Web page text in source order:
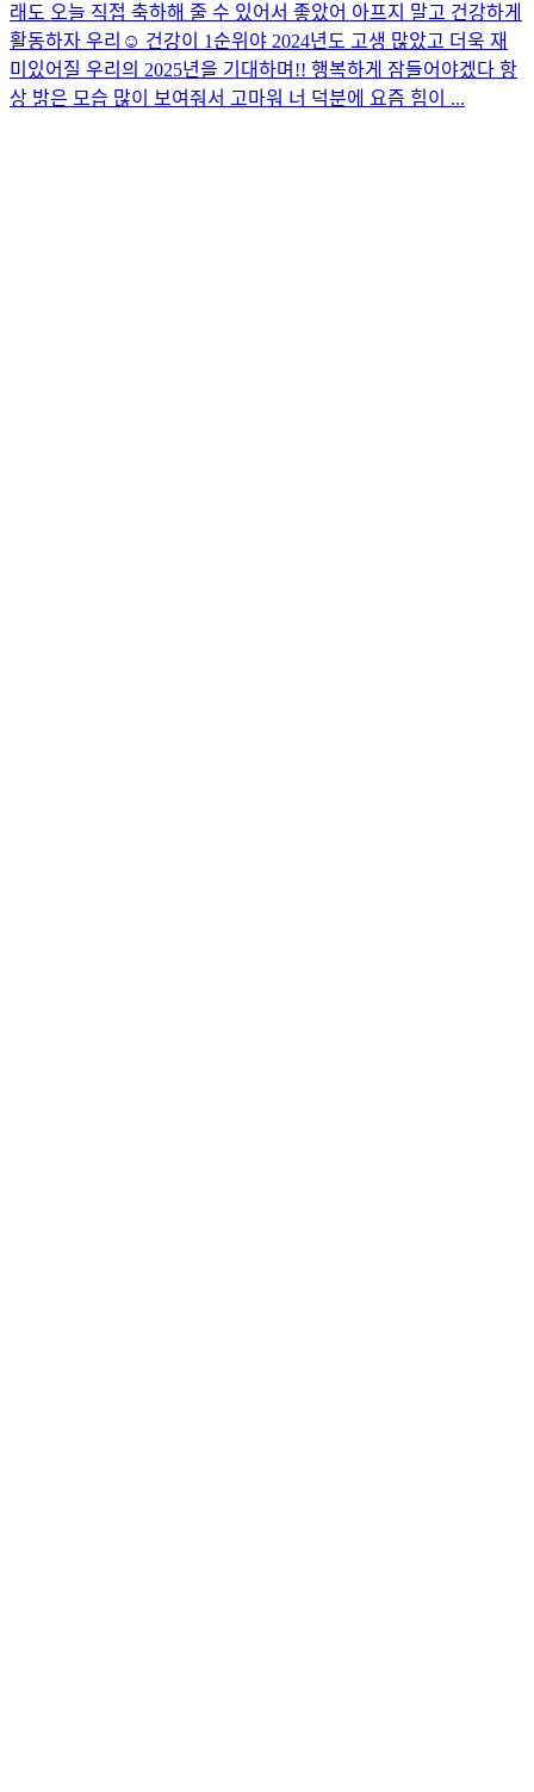
래도 오늘 직접 축하해 줄 수 있어서 좋았어 아프지 말고 건강하게
활동하자 우리☺️ 건강이 1순위야 2024년도 고생 많았고 더욱 재
미있어질 우리의 2025년을 기대하며!! 행복하게 잠들어야겠다 항
상 밝은 모습 많이 보여줘서 고마워 너 덕분에 요즘 힘이 ...